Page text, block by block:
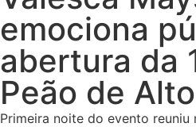
emociona
abertura da
Peão de
Primeira noite do evento reuniu